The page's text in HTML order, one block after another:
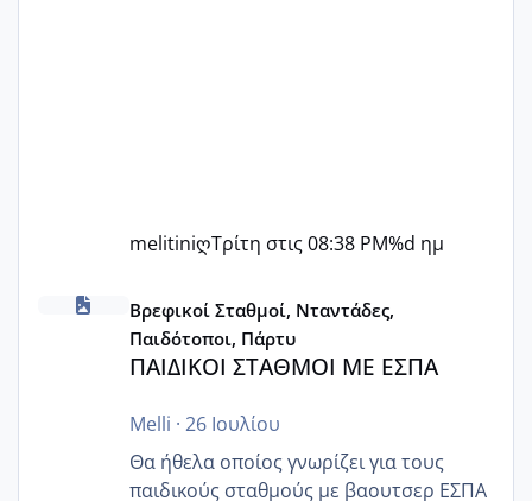
melitiniღΤρίτη στις 08:38 PM%d ημ
ΠΑΙΔΙΚΟΙ ΣΤΑΘΜΟΙ ΜΕ ΕΣΠΑ
Βρεφικοί Σταθμοί, Νταντάδες,
Παιδότοποι, Πάρτυ
ΠΑΙΔΙΚΟΙ ΣΤΑΘΜΟΙ ΜΕ ΕΣΠΑ
Melli · 26 Ιουλίου
Θα ήθελα οποίος γνωρίζει για τους
παιδικούς σταθμούς με βαουτσερ ΕΣΠΑ